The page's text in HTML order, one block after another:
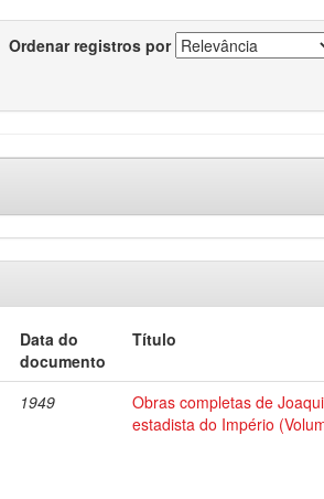
Ordenar registros por
Data do
documento
Título
1949
Obras completas de
estadista do Império